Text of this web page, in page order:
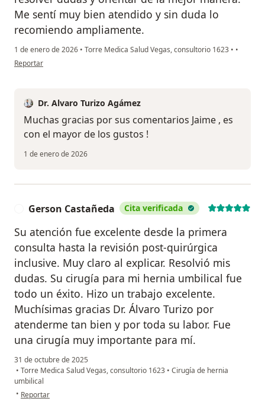
Me sentí muy bien atendido y sin duda lo
recomiendo ampliamente.
1 de enero de 2026 • Torre Medica Salud Vegas, consultorio 1623 • •
en opinión del usuario Jaime Mazo
Reportar
Dr. Alvaro Turizo Agámez
Muchas gracias por sus comentarios Jaime , es
con el mayor de los gustos !
1 de enero de 2026
Gerson Castañeda Cita verificada
Su atención fue excelente desde la primera
consulta hasta la revisión post-quirúrgica
inclusive. Muy claro al explicar. Resolvió mis
dudas. Su cirugía para mi hernia umbilical fue
todo un éxito. Hizo un trabajo excelente.
Muchísimas gracias Dr. Álvaro Turizo por
atenderme tan bien y por toda su labor. Fue
una cirugía muy importante para mí.
31 de octubre de 2025
• Torre Medica Salud Vegas, consultorio 1623 • Cirugía de hernia
umbilical
• en opinión del usuario Gerson Castañeda
Reportar